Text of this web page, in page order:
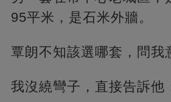
95平米，是石米外牆。
覃朗不知該選哪套，問我
我沒繞彎子，直接告訴他